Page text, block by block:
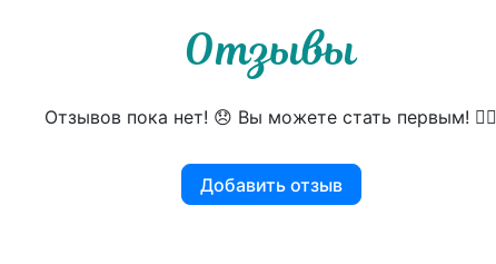
Отзывы
Отзывов пока нет! 😞 Вы можете стать первым! 👍🏻
Добавить отзыв